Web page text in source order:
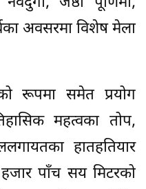
अवसरमा विशेष मेला
रूपमा समेत प्रयोग
महत्वका तोप,
हातहतियार
पाँच सय मिटरको